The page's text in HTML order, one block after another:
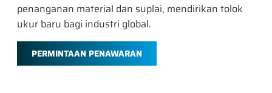
penanganan material dan suplai, mendirikan tolok
ukur baru bagi industri global.
PERMINTAAN PENAWARAN